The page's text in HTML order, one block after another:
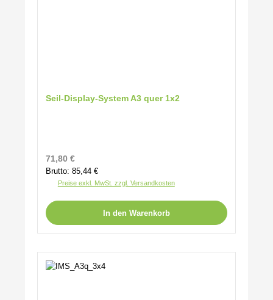
Seil-Display-System A3 quer 1x2
Regulärer Preis:
71,80 €
Brutto: 85,44 €
Preise exkl. MwSt. zzgl. Versandkosten
In den Warenkorb